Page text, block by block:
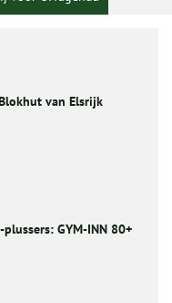
van Elsrijk
GYM-INN 80+